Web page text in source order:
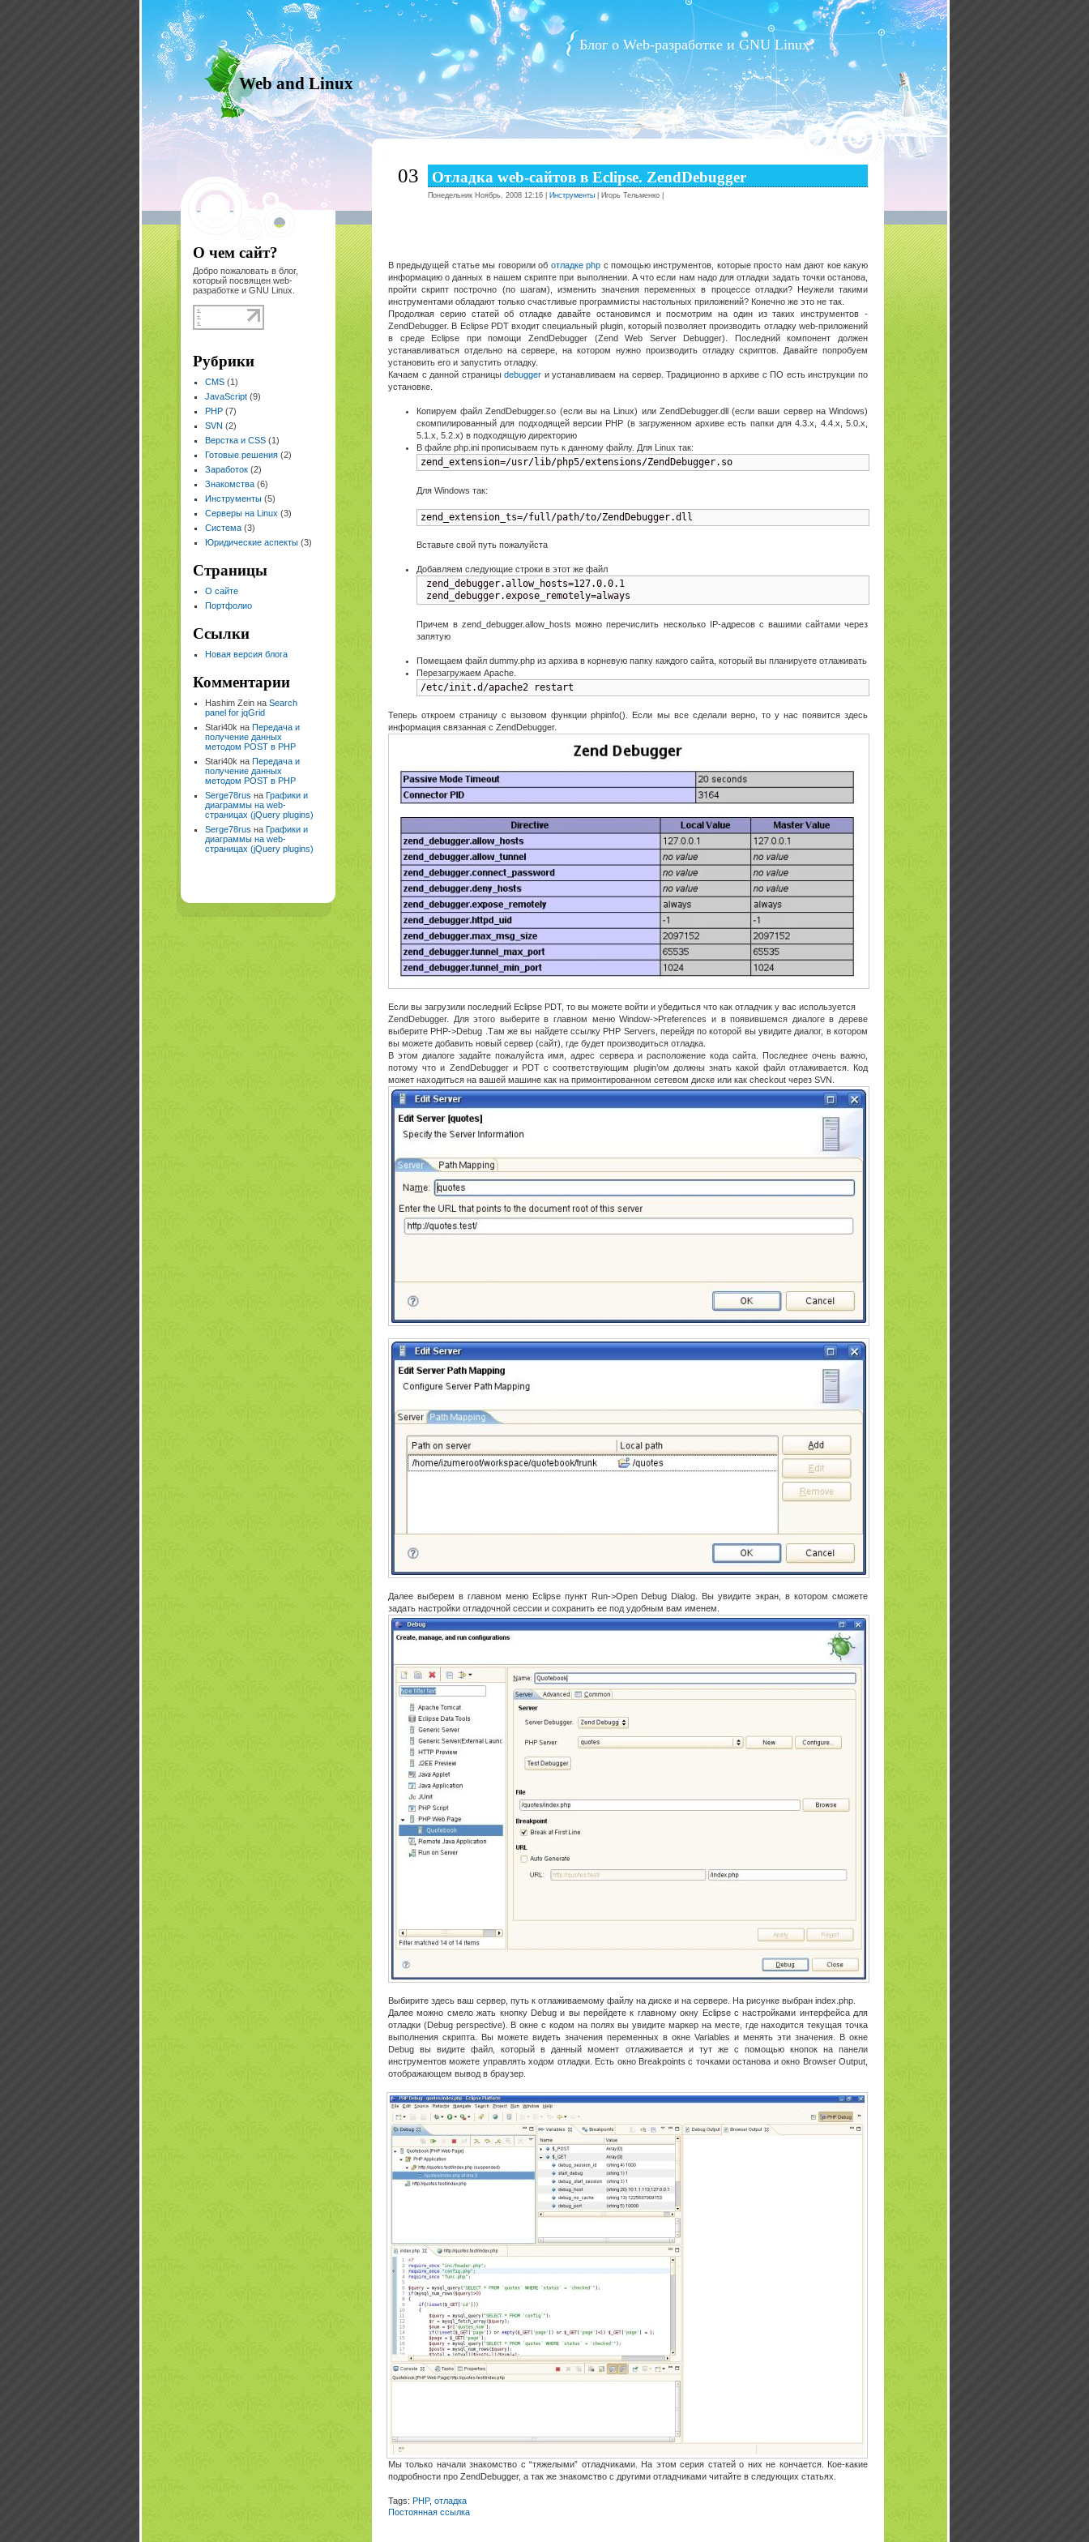
Блог о Web-разработке и GNU Linux
Web and Linux
О чем сайт?
Добро пожаловать в блог,
который посвящен web-
разработке и GNU Linux.
Рубрики
CMS (1)
JavaScript (9)
PHP (7)
SVN (2)
Верстка и CSS (1)
Готовые решения (2)
Заработок (2)
Знакомства (6)
Инструменты (5)
Серверы на Linux (3)
Система (3)
Юридические аспекты (3)
Страницы
О сайте
Портфолио
Ссылки
Новая версия блога
Комментарии
Hashim Zein на Search
panel for jqGrid
Stari40k на Передача и
получение данных
методом POST в PHP
Stari40k на Передача и
получение данных
методом POST в PHP
Serge78rus на Графики и
диаграммы на web-
страницах (jQuery plugins)
Serge78rus на Графики и
диаграммы на web-
страницах (jQuery plugins)
03 Отладка web-сайтов в Eclipse. ZendDebugger
Понедельник Ноябрь, 2008 12:16 | Инструменты | Игорь Тельменко |
В предыдущей статье мы говорили об отладке php с помощью инструментов, которые просто нам дают кое какую
информацию о данных в нашем скрипте при выполнении. А что если нам надо для отладки задать точки останова,
пройти скрипт построчно (по шагам), изменить значения переменных в процессе отладки? Неужели такими
инструментами обладают только счастливые программисты настольных приложений? Конечно же это не так.
Продолжая серию статей об отладке давайте остановимся и посмотрим на один из таких инструментов -
ZendDebugger. В Eclipse PDT входит специальный plugin, который позволяет производить отладку web-приложений
в среде Eclipse при помощи ZendDebugger (Zend Web Server Debugger). Последний компонент должен
устанавливаться отдельно на сервере, на котором нужно производить отладку скриптов. Давайте попробуем
установить его и запустить отладку.
Качаем с данной страницыdebugger и устанавливаем на сервер. Традиционно в архиве с ПО есть инструкции по
установке.
Копируем файл ZendDebugger.so (если вы на Linux) или ZendDebugger.dll (если ваши сервер на Windows)
скомпилированный для подходящей версии PHP (в загруженном архиве есть папки для 4.3.x, 4.4.x, 5.0.x,
5.1.x, 5.2.x) в подходящую директорию
В файле php.ini прописываем путь к данному файлу. Для Linux так:
zend_extension=/usr/lib/php5/extensions/ZendDebugger.so
Для Windows так:
zend_extension_ts=/full/path/to/ZendDebugger.dll
Вставьте свой путь пожалуйста
Добавляем следующие строки в этот же файл
zend_debugger.allow_hosts=127.0.0.1
zend_debugger.expose_remotely=always
Причем в zend_debugger.allow_hosts можно перечислить несколько IP-адресов с вашими сайтами через
запятую
Помещаем файл dummy.php из архива в корневую папку каждого сайта, который вы планируете отлаживать
Перезагружаем Apache.
/etc/init.d/apache2 restart
Теперь откроем страницу с вызовом функции phpinfo(). Если мы все сделали верно, то у нас появится здесь
информация связанная с ZendDebugger.
Если вы загрузили последний Eclipse PDT, то вы можете войти и убедиться что как отладчик у вас используется
ZendDebugger. Для этого выберите в главном меню Window->Preferences и в появившемся диалоге в дереве
выберите PHP->Debug .Там же вы найдете ссылку PHP Servers, перейдя по которой вы увидите диалог, в котором
вы можете добавить новый сервер (сайт), где будет производиться отладка.
В этом диалоге задайте пожалуйста имя, адрес сервера и расположение кода сайта. Последнее очень важно,
потому что и ZendDebugger и PDT с соответствующим plugin’ом должны знать какой файл отлаживается. Код
может находиться на вашей машине как на примонтированном сетевом диске или как checkout через SVN.
Далее выберем в главном меню Eclipse пункт Run->Open Debug Dialog. Вы увидите экран, в котором сможете
задать настройки отладочной сессии и сохранить ее под удобным вам именем.
Выбирите здесь ваш сервер, путь к отлаживаемому файлу на диске и на сервере. На рисунке выбран index.php.
Далее можно смело жать кнопку Debug и вы перейдете к главному окну Eclipse с настройками интерфейса для
отладки (Debug perspective). В окне с кодом на полях вы увидите маркер на месте, где находится текущая точка
выполнения скрипта. Вы можете видеть значения переменных в окне Variables и менять эти значения. В окне
Debug вы видите файл, который в данный момент отлаживается и тут же с помощью кнопок на панели
инструментов можете управлять ходом отладки. Есть окно Breakpoints с точками останова и окно Browser Output,
отображающем вывод в браузер.
Мы только начали знакомство с “тяжелыми” отладчиками. На этом серия статей о них не кончается. Кое-какие
подробности про ZendDebugger, а так же знакомство с другими отладчиками читайте в следующих статьях.
Tags: PHP, отладка
Постоянная ссылка